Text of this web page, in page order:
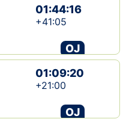
01:44:16
+41:05
OJ
01:09:20
+21:00
OJ